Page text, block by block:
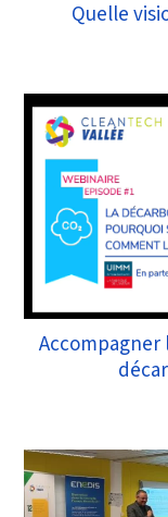
Quelle
Accompagner